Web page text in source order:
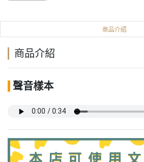
商品介紹
商品介紹
聲音樣本